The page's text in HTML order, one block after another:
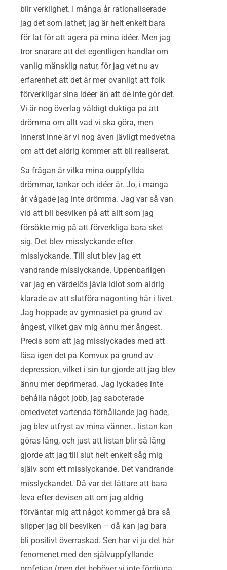
blir verklighet. I många år rationaliserade
jag det som lathet; jag är helt enkelt bara
för lat för att agera på mina idéer. Men jag
tror snarare att det egentligen handlar om
vanlig mänsklig natur, för jag vet nu av
erfarenhet att det är mer ovanligt att folk
förverkligar sina idéer än att de inte gör det.
Vi är nog överlag väldigt duktiga på att
drömma om allt vad vi ska göra, men
innerst inne är vi nog även jävligt medvetna
om att det aldrig kommer att bli realiserat.
Så frågan är vilka mina ouppfyllda
drömmar, tankar och idéer är. Jo, i många
år vågade jag inte drömma. Jag var så van
vid att bli besviken på att allt som jag
försökte mig på att förverkliga bara sket
sig. Det blev misslyckande efter
misslyckande. Till slut blev jag ett
vandrande misslyckande. Uppenbarligen
var jag en värdelös jävla idiot som aldrig
klarade av att slutföra någonting här i livet.
Jag hoppade av gymnasiet på grund av
ångest, vilket gav mig ännu mer ångest.
Precis som att jag misslyckades med att
läsa igen det på Komvux på grund av
depression, vilket i sin tur gjorde att jag blev
ännu mer deprimerad. Jag lyckades inte
behålla något jobb, jag saboterade
omedvetet vartenda förhållande jag hade,
jag blev utfryst av mina vänner… listan kan
göras lång, och just att listan blir så lång
gjorde att jag till slut helt enkelt såg mig
själv som ett misslyckande. Det vandrande
misslyckandet. Då var det lättare att bara
leva efter devisen att om jag aldrig
förväntar mig att något kommer gå bra så
slipper jag bli besviken – då kan jag bara
bli positivt överraskad. Sen har vi ju det här
fenomenet med den självuppfyllande